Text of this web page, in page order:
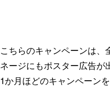
こちらのキャンペーンは、
ネージにもポスター広告が
1か月ほどのキャンペーン